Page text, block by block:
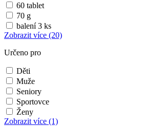
60 tablet
70 g
balení 3 ks
Zobrazit více (20)
Určeno pro
Děti
Muže
Seniory
Sportovce
Ženy
Zobrazit více (1)